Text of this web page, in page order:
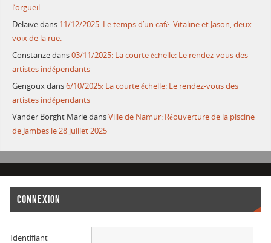
l’orgueil
Delaivedans 11/12/2025: Le temps d’un café: Vitaline et Jason, deux
voix de la rue.
Constanzedans03/11/2025: La courte échelle: Le rendez-vous des
artistes indépendants
Gengouxdans6/10/2025: La courte échelle: Le rendez-vous des
artistes indépendants
Vander Borght MariedansVille de Namur: Réouverture de la piscine
de Jambes le 28 juillet 2025
CONNEXION
Identifiant